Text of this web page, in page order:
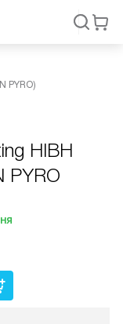
PYRO)
HIBH
PYRO